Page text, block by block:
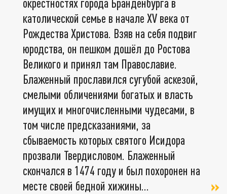
католической семье в начале XV века от
Рождества Христова. Взяв на себя подвиг
юродства, он пешком дошёл до Ростова
Великого и принял там Православие.
Блаженный прославился сугубой аскезой,
смелыми обличениями богатых и власть
имущих и многочисленными чудесами, в
том числе предсказаниями, за
сбываемость которых святого Исидора
прозвали Твердисловом. Блаженный
скончался в 1474 году и был похоронен на
месте своей бедной хижины...